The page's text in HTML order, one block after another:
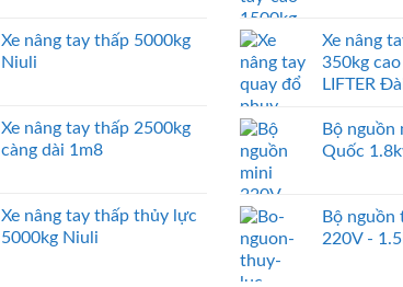
Xe nâng tay thấp 5000kg
Niuli
Xe nâng tay thấp 2500kg
càng dài 1m8
Xe nâng tay thấp thủy lực
5000kg Niuli
Xe nâng
350kg
LIFTER
Bộ nguồn
Quốc
Bộ nguồn
220V -